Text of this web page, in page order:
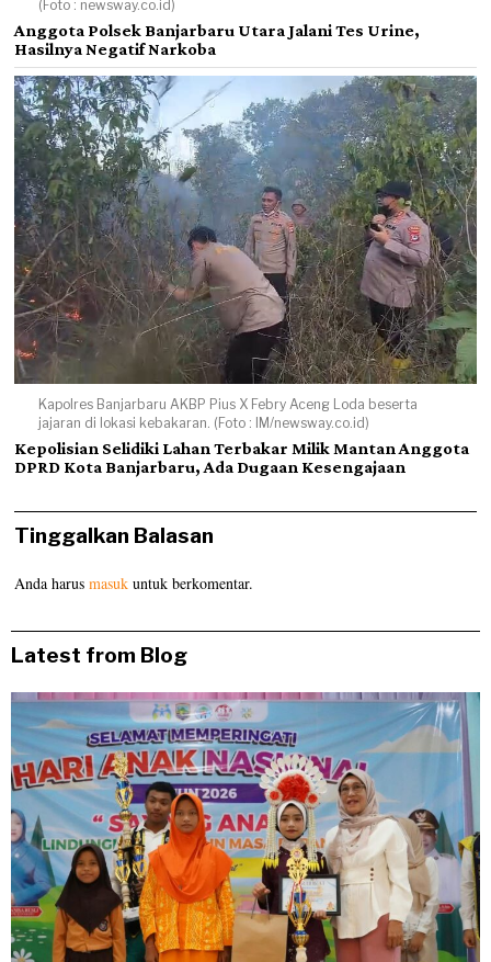
(Foto : newsway.co.id)
Anggota Polsek Banjarbaru Utara Jalani Tes Urine,
Hasilnya Negatif Narkoba
Kapolres Banjarbaru AKBP Pius X Febry Aceng Loda beserta
jajaran di lokasi kebakaran. (Foto : IM/newsway.co.id)
Kepolisian Selidiki Lahan Terbakar Milik Mantan Anggota
DPRD Kota Banjarbaru, Ada Dugaan Kesengajaan
Tinggalkan Balasan
Anda harusmasuk untuk berkomentar.
Latest from Blog